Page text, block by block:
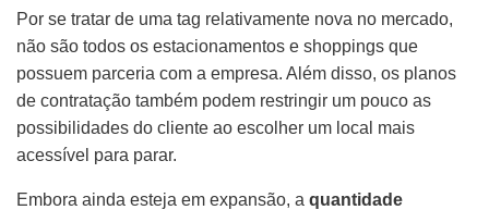
Por se tratar de uma tag relativamente nova no mercado,
não são todos os estacionamentos e shoppings que
possuem parceria com a empresa. Além disso, os planos
de contratação também podem restringir um pouco as
possibilidades do cliente ao escolher um local mais
acessível para parar.
Embora ainda esteja em expansão, a quantidade